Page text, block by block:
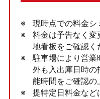
現時点での料金シ
料金は予告なく変
地看板をご確認く
駐車場により営業
外も入出庫日時の
能時間をご確認の
提特定日料金など